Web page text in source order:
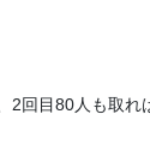
回目80人も取れ